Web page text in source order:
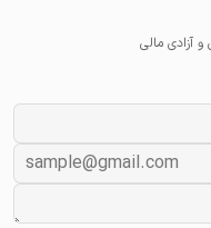
و آزادی مالی